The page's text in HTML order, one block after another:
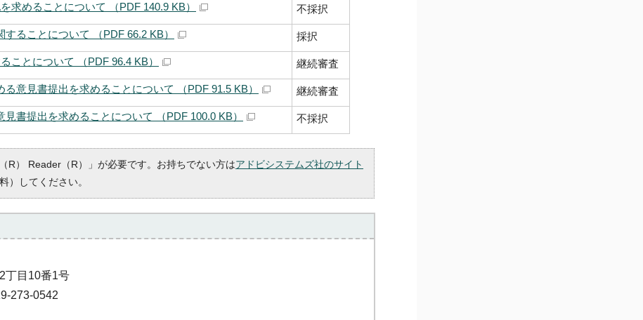
求めることについて （PDF 140.9 KB） 不採択
ることについて （PDF 66.2 KB） 採択
ことについて （PDF 96.4 KB） 継続審査
意見書提出を求めることについて （PDF 91.5 KB） 継続審査
書提出を求めることについて （PDF 100.0 KB） 不採択
R） Reader（R）」が必要です。お持ちでない方はアドビシステムズ社のサイト
）してください。
丁目10番1号
273-0542